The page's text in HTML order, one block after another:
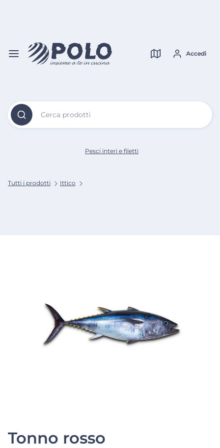
Cerca prodotti
Accedi
Tutti i prodotti Ittico
Pesci interi e filetti
Tonno rosso